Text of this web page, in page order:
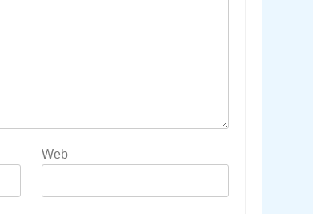
Web